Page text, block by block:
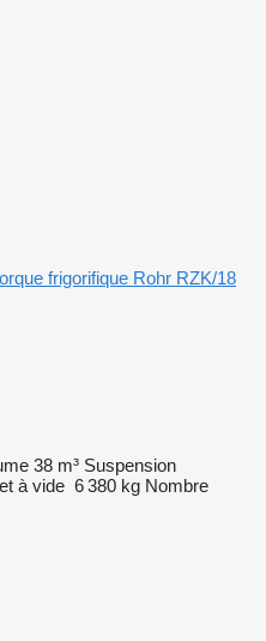
frigorifique Rohr RZK/18
38 m³ Suspension
à vide 6 380 kg Nombre